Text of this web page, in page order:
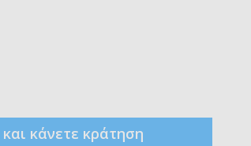
και κάνετε κράτηση